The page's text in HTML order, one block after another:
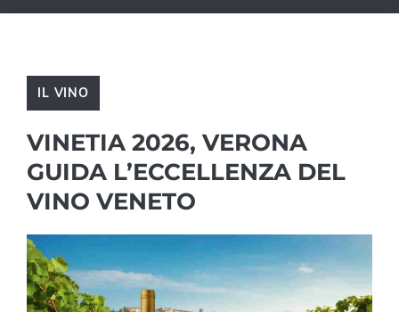
IL VINO
VINETIA 2026, VERONA
GUIDA L’ECCELLENZA DEL
VINO VENETO